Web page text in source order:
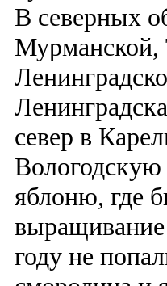
В северных
Мурманской,
север в
Вологодскую
яблоню, где
выращивание
году не